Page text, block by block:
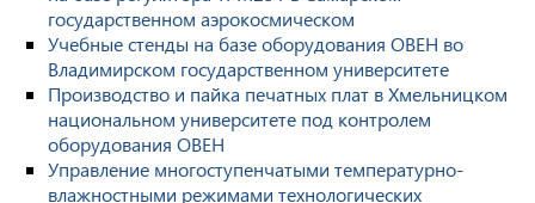
государственном аэрокосмическом
Учебные стенды на базе оборудования ОВЕН во
Владимирском государственном университете
Производство и пайка печатных плат в Хмельницком
национальном университете под контролем
оборудования ОВЕН
Управление многоступенчатыми температурно-
влажностными режимами технологических